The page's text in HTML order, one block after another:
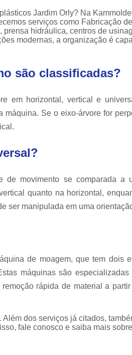
Moldes
Empresa de
Moldagem
Moldes Plásticos de
Moldes para
Produção de Moldes
Jardim Orly? Na
serviços como Fabricação
prensa hidráulica, centros de
modernas, a organização é
são classificadas?
em horizontal, vertical e
Se o eixo-árvore for
de movimento se comparada a
quanto na horizontal,
ser manipulada em uma
de moagem, que tem dois
máquinas são
rápida de material a
dos serviços já citados,
fale conosco e saiba mais